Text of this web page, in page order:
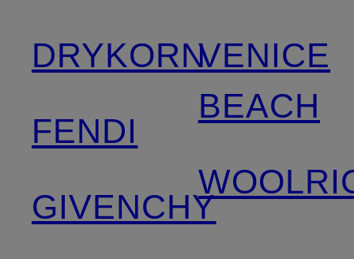
DRYKORN
FENDI
GIVENCHY
VENICE
BEACH